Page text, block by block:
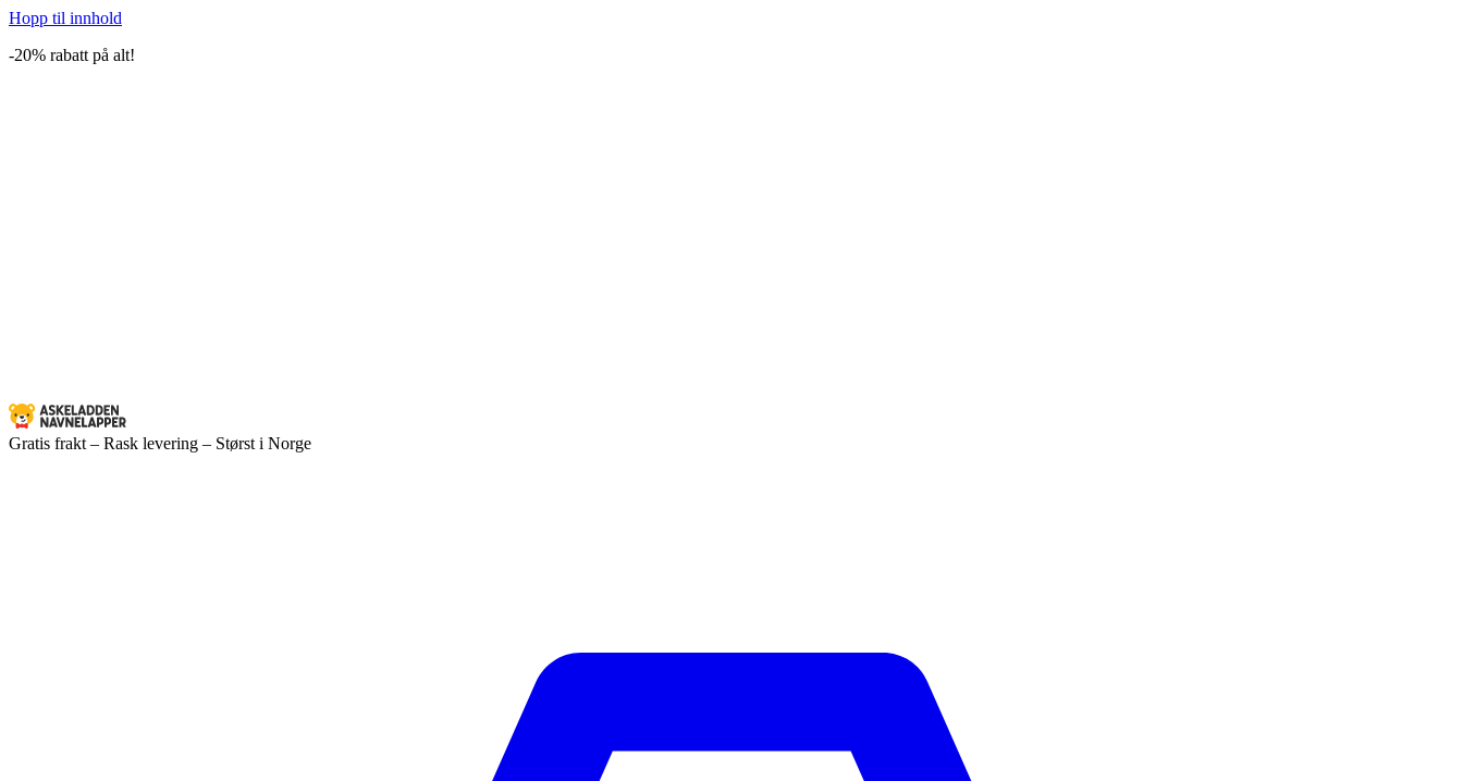
Hopp til innhold
-20% rabatt på alt!
Gratis frakt – Rask levering – Størst i Norge